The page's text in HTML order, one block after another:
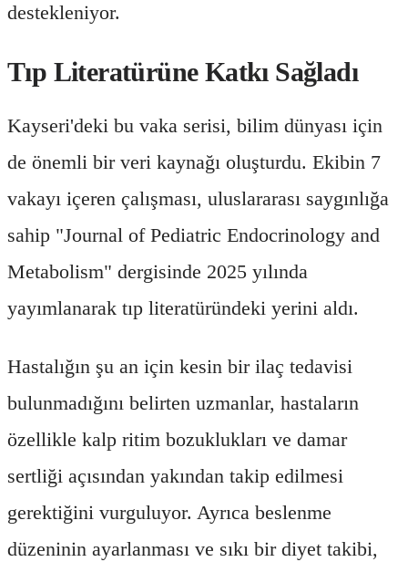
destekleniyor.
Tıp Literatürüne Katkı Sağladı
Kayseri'deki bu vaka serisi, bilim dünyası için
de önemli bir veri kaynağı oluşturdu. Ekibin 7
vakayı içeren çalışması, uluslararası saygınlığa
sahip "Journal of Pediatric Endocrinology and
Metabolism" dergisinde 2025 yılında
yayımlanarak tıp literatüründeki yerini aldı.
Hastalığın şu an için kesin bir ilaç tedavisi
bulunmadığını belirten uzmanlar, hastaların
özellikle kalp ritim bozuklukları ve damar
sertliği açısından yakından takip edilmesi
gerektiğini vurguluyor. Ayrıca beslenme
düzeninin ayarlanması ve sıkı bir diyet takibi,